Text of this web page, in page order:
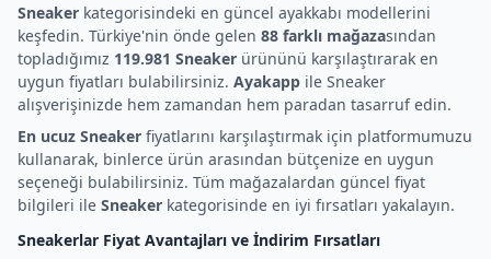
Sneaker kategorisindeki en güncel ayakkabı modellerini
keşfedin. Türkiye'nin önde gelen 88 farklı mağazasından
topladığımız 119.981 Sneaker ürününü karşılaştırarak en
uygun fiyatları bulabilirsiniz. Ayakapp ile Sneaker
alışverişinizde hem zamandan hem paradan tasarruf edin.
En ucuz Sneaker fiyatlarını karşılaştırmak için platformumuzu
kullanarak, binlerce ürün arasından bütçenize en uygun
seçeneği bulabilirsiniz. Tüm mağazalardan güncel fiyat
bilgileri ile Sneaker kategorisinde en iyi fırsatları yakalayın.
Sneakerlar Fiyat Avantajları ve İndirim Fırsatları